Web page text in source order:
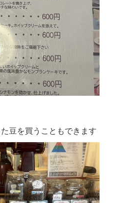
豆を買うこともできます